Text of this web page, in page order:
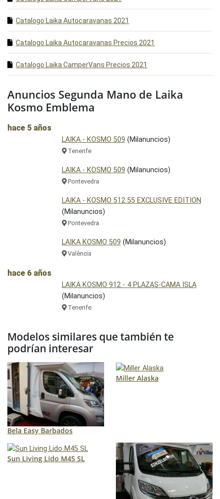
Catalogo Laika Autocaravanas 2021
Catalogo Laika Autocaravanas Precios 2021
Catalogo Laika CamperVans Precios 2021
Anuncios Segunda Mano de Laika
Kosmo Emblema
hace 5 años
LAIKA - KOSMO 509 (Milanuncios)
Tenerife
LAIKA - KOSMO 509 (Milanuncios)
Pontevedra
LAIKA - KOSMO 512 55 EXCLUSIVE EDITION
(Milanuncios)
Pontevedra
LAIKA KOSMO 509 (Milanuncios)
València
hace 6 años
LAIKA KOSMO 912 - 4 PLAZAS-CAMA ISLA
(Milanuncios)
Tenerife
Modelos similares que también te
podrían interesar
Bela Easy Barbados
Miller Alaska
Sun Living Lido M45 SL